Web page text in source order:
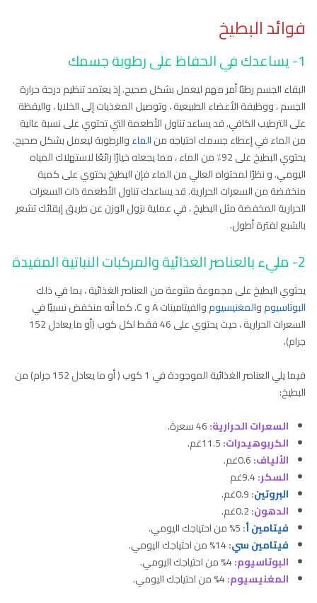
فوائد البطيخ
1- يساعدك في الحفاظ على رطوبة جسمك
البقاء الجسم رطبًا أمر مهم ليعمل بشكل صحيح. إذ يعتمد تنظيم درجة حرارة
الجسم ، ووظيفة الأعضاء الطبيعية ، وتوصيل المغذيات إلى الخلايا ، واليقظة
على الترطيب الكافي. قد يساعد تناول الأطعمة التي تحتوي على نسبة عالية
من الماء في إعطاء جسمك احتياجه منالماءوالرطوبة ليعمل بشكل صحيح.
يحتوي البطيخ على 92٪ من الماء ، مما يجعله خيارًا رائعًا لاستهلاك المياه
اليومي. و نظرًا لمحتواه العالي من الماء فإن البطيخ يحتوي على كمية
منخفضة من السعرات الحرارية. قد يساعدك تناول الأطعمة ذات السعرات
الحرارية المخفضة مثل البطيخ ، في عملية نزول الوزن عن طريق إبقائك تشعر
بالشبع لفترة أطول.
2- مليء بالعناصر الغذائية والمركبات النباتية المفيدة
يحتوي البطيخ على مجموعة متنوعة من العناصر الغذائية ، بما في ذلك
البوتاسيوموالمغنيسيوم
والفيتامينات A و C. كما أنه منخفض نسبيًا في
السعرات الحرارية ، حيث يحتوي على 46 فقط لكل كوب (أو ما يعادل 152
جرام).
فيما يلي العناصر الغذائية الموجودة في 1 كوب ( أو ما يعادل 152 جرام) من
البطيخ:
السعرات الحرارية:
الكربوهيدرات:
الألياف:
السكر:
البروتين:
الدهون:
فيتامين أ:
فيتامين سي:
البوتاسيوم:
المغنيسيوم: